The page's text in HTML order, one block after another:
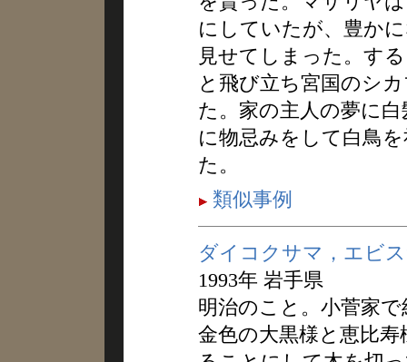
にしていたが、豊か
見せてしまった。す
と飛び立ち宮国のシ
た。家の主人の夢に
に物忌みをして白鳥
た。
類似事例
ダイコクサマ，エビ
1993年 岩手県
明治のこと。小菅家
金色の大黒様と恵比